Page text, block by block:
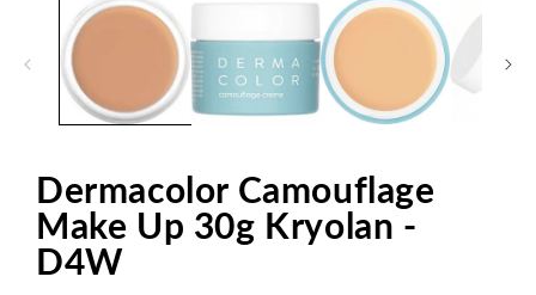
Dermacolor Camouflage
Make Up 30g Kryolan -
D4W